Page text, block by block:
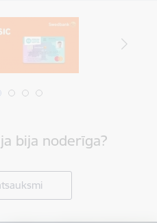
bija noderīga?